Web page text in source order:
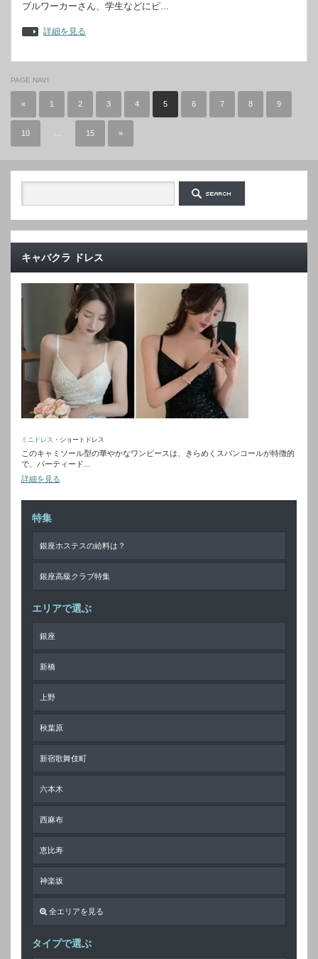
ブルワーカーさん、学生などにピ...
詳細を見る
PAGE NAVI
« 1 2 3 4 5 6 7 8 9
10 15 »
キャバクラ ドレス
ミニドレス ・ショートドレス
このキャミソール型の華やかなワンピースは、きらめくスパンコールが特徴的
で、パーティード...
詳細を見る
特集
銀座ホステスの給料は？
銀座高級クラブ特集
エリアで選ぶ
銀座
新橋
上野
秋葉原
新宿歌舞伎町
六本木
西麻布
恵比寿
神楽坂
全エリアを見る
タイプで選ぶ